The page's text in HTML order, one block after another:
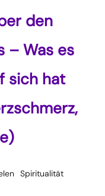
den
– Was es
sich hat
Spiritualität